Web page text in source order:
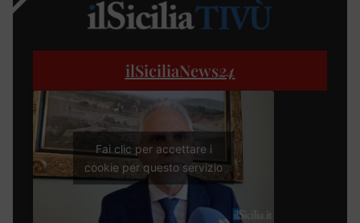
ilSiciliaNews24
Fai clic per accettare i
cookie per questo servizio